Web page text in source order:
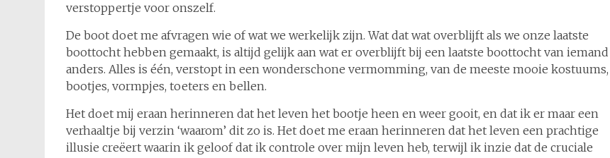
verstoppertje voor onszelf.
De boot doet me afvragen wie of wat we werkelijk zijn. Wat dat wat overblijft als we onze laatste
boottocht hebben gemaakt, is altijd gelijk aan wat er overblijft bij een laatste boottocht van iemand
anders. Alles is één, verstopt in een wonderschone vermomming, van de meeste mooie kostuums,
bootjes, vormpjes, toeters en bellen.
Het doet mij eraan herinneren dat het leven het bootje heen en weer gooit, en dat ik er maar een
verhaaltje bij verzin ‘waarom’ dit zo is. Het doet me eraan herinneren dat het leven een prachtige
illusie creëert waarin ik geloof dat ik controle over mijn leven heb, terwijl ik inzie dat de cruciale